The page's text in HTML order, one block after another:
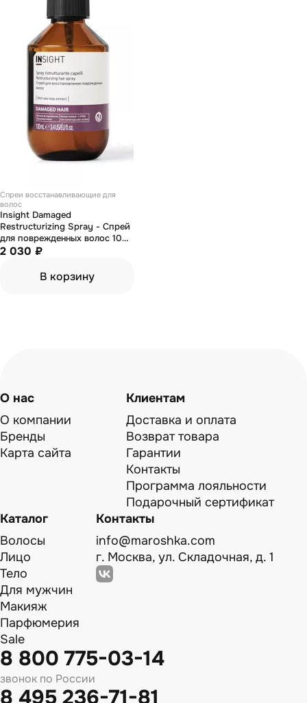
Спреи восстанавливающие для
волос
Insight Damaged
Restructurizing Spray - Спрей
для поврежденных волос 100
мл
2 030 ₽
В корзину
О нас
О компании
Бренды
Карта сайта
Клиентам
Доставка и оплата
Возврат товара
Гарантии
Контакты
Программа лояльности
Подарочный сертификат
Каталог
Волосы
Лицо
Тело
Для мужчин
Макияж
Парфюмерия
Sale
Контакты
info@maroshka.com
г. Москва, ул. Складочная, д. 1
8 800 775-03-14
звонок по России
8 495 236-71-81